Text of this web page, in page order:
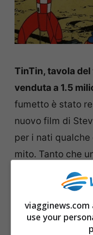
TinTin, tavola
venduta a 1.5
fumetto è stato
nuovo film di
per i nati
mito. Tanto che
famosi è stata
milione e mezzo
sulla luna ed è
use your